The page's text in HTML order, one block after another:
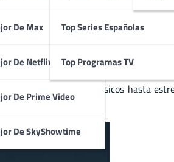
De Max
De Netflix
De Prime Video
De SkyShowtime
Top Series Españolas
Top Programas TV
en Streaming
abarca desde clásicos hasta